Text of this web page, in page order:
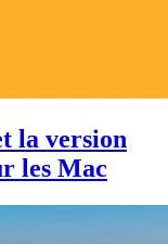
la version
les Mac